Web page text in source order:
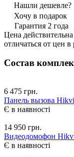
Нашли дешевле?
Хочу в подарок
Гарантия 2 года
Цена
отличаться от цен
Состав
6 475 грн.
Панель вызова
Є в наявності
14 950 грн.
Видеодомофон
Є в наявності